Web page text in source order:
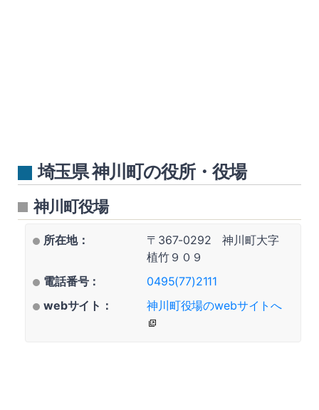
埼玉県 神川町の役所・役場
神川町役場
所在地：
〒367-0292 神川町大字
植竹９０９
電話番号：
0495(77)2111
webサイト：
神川町役場のwebサイトへ